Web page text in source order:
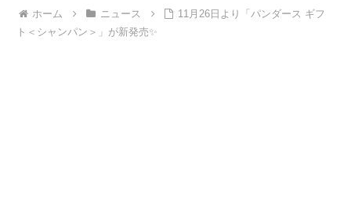
ホーム ニュース
11月26日より「パンダース ギフ
ト＜シャンパン＞」が新発売✨